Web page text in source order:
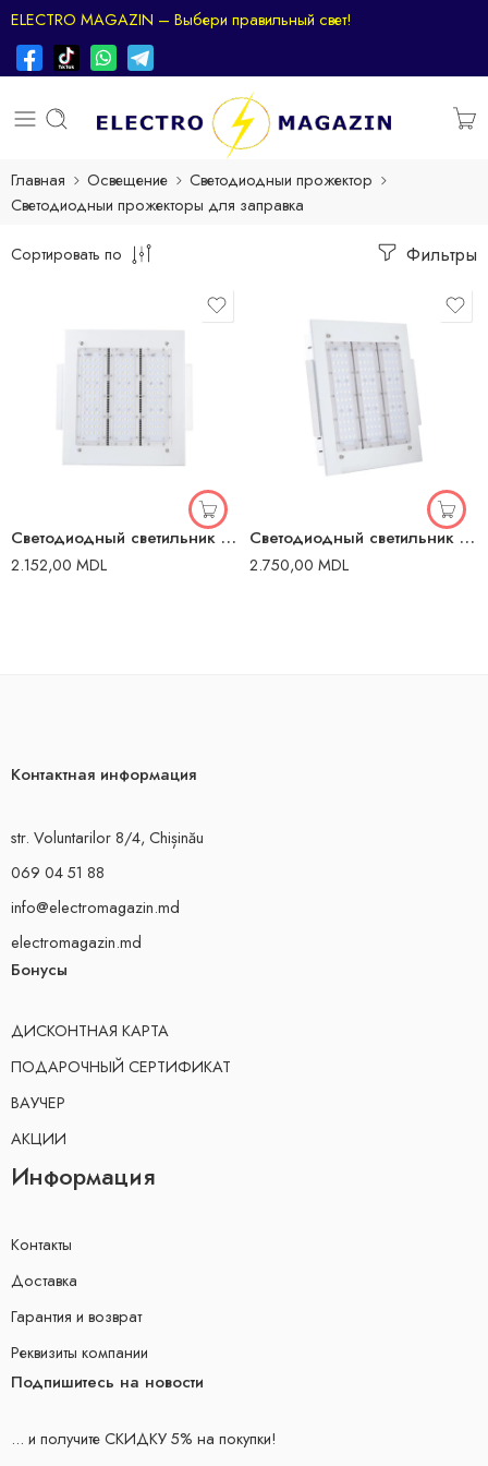
ELECTRO MAGAZIN – Выбери правильный свет!
Главная Освещение
Светодиодныи прожектор
Светодиодныи прожекторы для заправка
Фильтры
Сортировать по
Светодиодный светильник АЗС 100В белый 5500 K
2.152,00 MDL
Светодиодный светильник АЗС 150В белый 5500 K
2.750,00 MDL
Контактная информация
str. Voluntarilor 8/4, Chișinău
069 04 51 88
info@electromagazin.md
electromagazin.md
Бонусы
ДИСКОНТНАЯ КАРТА
ПОДАРОЧНЫЙ СЕРТИФИКАТ
ВАУЧЕР
АКЦИИ
Информация
Контакты
Доставка
Гарантия и возврат
Реквизиты компании
Подпишитесь на новости
... и получите СКИДКУ 5% на покупки!